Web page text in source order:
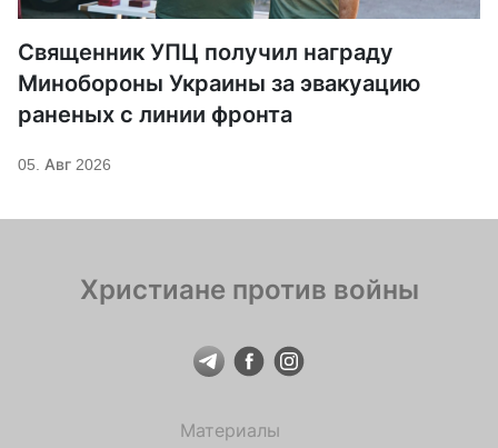
Священник УПЦ получил награду
Минобороны Украины за эвакуацию
раненых с линии фронта
05. Авг 2026
Христиане против войны
Материалы